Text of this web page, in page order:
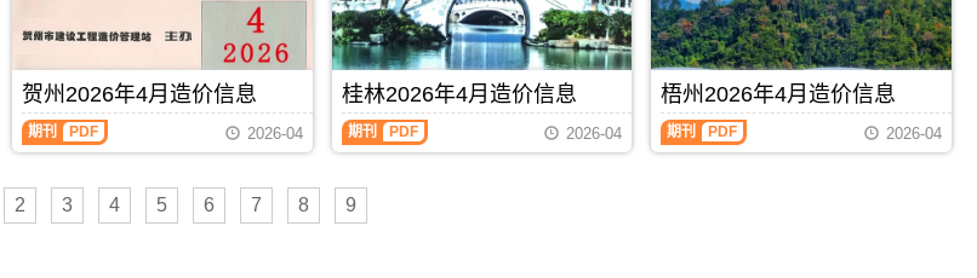
面
月
份
标
题
内
容;
南
信
息
贺州2026年4月造价信息
期刊 PDF 2026-04
桂林2026年4月造价信息
期刊 PDF 2026-04
梧州2026年4月造价信息
期刊 PDF 2026-04
2 3 4 5 6 7 8 9